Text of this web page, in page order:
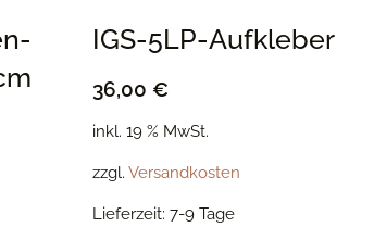
IGS-5LP-Aufkleber
36,00€
inkl. 19 % MwSt.
zzgl.Versandkosten
Lieferzeit:7-9 Tage